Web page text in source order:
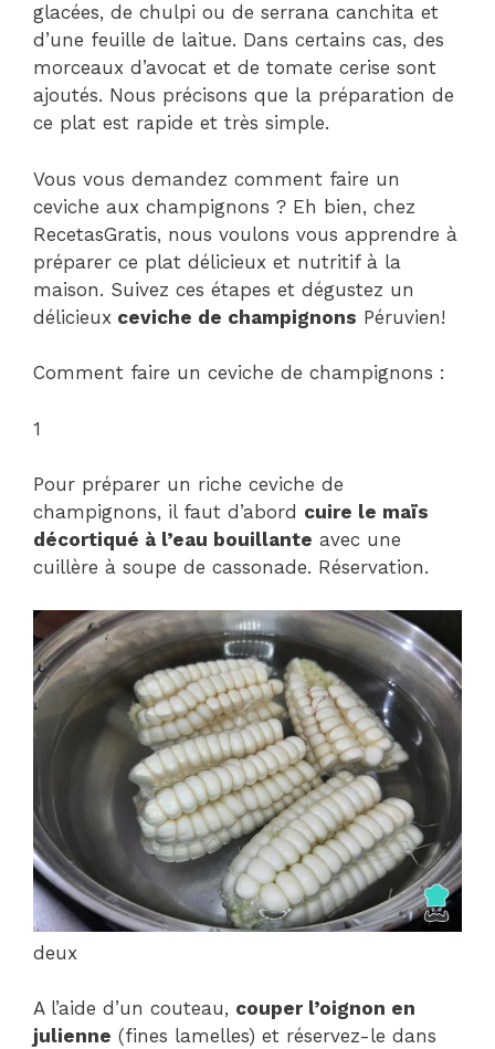
glacées, de chulpi ou de serrana canchita et
d’une feuille de laitue. Dans certains cas, des
morceaux d’avocat et de tomate cerise sont
ajoutés. Nous précisons que la préparation de
ce plat est rapide et très simple.
Vous vous demandez comment faire un
ceviche aux champignons ? Eh bien, chez
RecetasGratis, nous voulons vous apprendre à
préparer ce plat délicieux et nutritif à la
maison. Suivez ces étapes et dégustez un
délicieux ceviche de champignons Péruvien!
Comment faire un ceviche de champignons :
1
Pour préparer un riche ceviche de
champignons, il faut d’abord cuire le maïs
décortiqué à l’eau bouillante avec une
cuillère à soupe de cassonade. Réservation.
deux
A l’aide d’un couteau, couper l’oignon en
julienne (fines lamelles) et réservez-le dans